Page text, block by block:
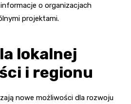
o organizacjach
projektami.
lokalnej
i regionu
nowe możliwości dla rozwoju